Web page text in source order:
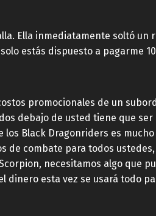
Ella inmediatamente soltó un
estás dispuesto a pagarme
promocionales de un
debajo de usted tiene que
Black Dragonriders es mucho
de combate para todos
necesitamos algo que
esta vez se usará todo